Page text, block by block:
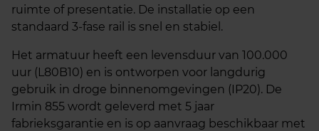
ruimte of presentatie. De installatie op een
standaard 3-fase rail is snel en stabiel.
Het armatuur heeft een levensduur van 100.000
uur (L80B10) en is ontworpen voor langdurig
gebruik in droge binnenomgevingen (IP20). De
Irmin 855 wordt geleverd met 5 jaar
fabrieksgarantie en is op aanvraag beschikbaar met